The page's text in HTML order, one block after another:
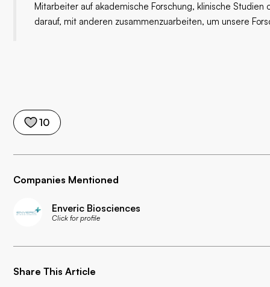
10
Companies Mentioned
Enveric Biosciences
Click for profile
Share This Article
Mitarbeiter auf akademische Forschung, klinische
darauf, mit anderen zusammenzuarbeiten, um unsere